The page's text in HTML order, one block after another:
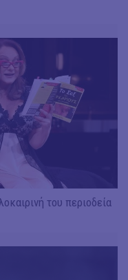
του περιοδεία